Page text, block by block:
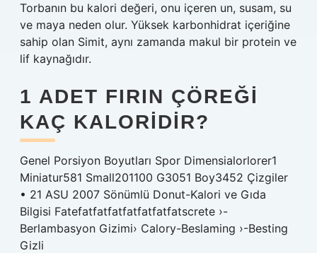
Torbanın bu kalori değeri, onu içeren un, susam, su
ve maya neden olur. Yüksek karbonhidrat içeriğine
sahip olan Simit, aynı zamanda makul bir protein ve
lif kaynağıdır.
1 ADET FIRIN ÇÖREĞI
KAÇ KALORIDIR?
Genel Porsiyon Boyutları Spor Dimensialorlorer1
Miniatur581 Small201100 G3051 Boy3452 Çizgiler
• 21 ASU 2007 Sönümlü Donut-Kalori ve Gıda
Bilgisi Fatefatfatfatfatfatfatfatscrete ›-
Berlambasyon Gizimi› Calory-Beslaming ›-Besting
Gizli